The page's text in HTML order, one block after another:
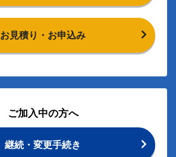
お見積り・お申込み
ご加入中の方へ
継続・変更手続き